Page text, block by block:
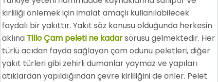
kirliliği önlemek için imalat amaçlı kullanılabilecek
faydalı bir yakıttır. Yakıt söz konusu olduğunda herkesin
aklına Tillo Çam peleti ne kadarsorusu gelmektedir. Her
türlü acıdan fayda sağlayan çam odunu peletleri, diğer
yakıt türleri gibi zehirli dumanlar yaymaz ve yapıları
atıklardan yapıldığından çevre kirliliğini de önler. Pelet